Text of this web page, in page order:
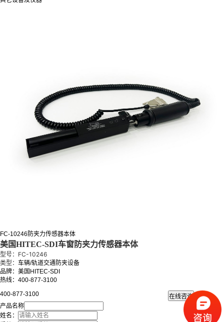
FC-10246防夹力传感器本体
美国HITEC-SDI车窗防夹力传感器本体
型号：FC-10246
类型： 车辆/轨道交通防夹设备
品牌：美国HITEC-SDI
热线：400-877-3100
400-877-3100
产品名称
姓名：